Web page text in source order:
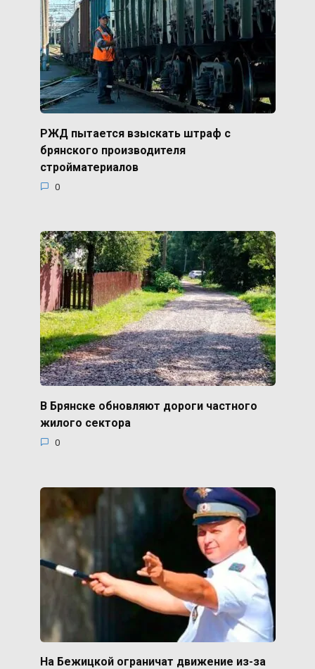
РЖД пытается взыскать штраф с
брянского производителя
стройматериалов
0
В Брянске обновляют дороги частного
жилого сектора
0
На Бежицкой ограничат движение из-за